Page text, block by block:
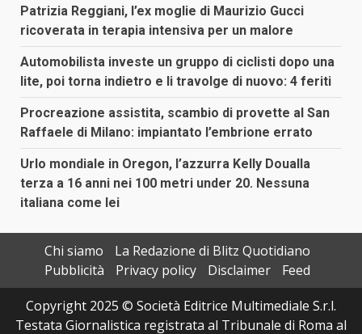
Patrizia Reggiani, l’ex moglie di Maurizio Gucci
ricoverata in terapia intensiva per un malore
Automobilista investe un gruppo di ciclisti dopo una
lite, poi torna indietro e li travolge di nuovo: 4 feriti
Procreazione assistita, scambio di provette al San
Raffaele di Milano: impiantato l’embrione errato
Urlo mondiale in Oregon, l’azzurra Kelly Doualla
terza a 16 anni nei 100 metri under 20. Nessuna
italiana come lei
Chi siamo
La Redazione di Blitz Quotidiano
Pubblicità
Privacy policy Disclaimer
Feed
Copyright 2025 © Società Editrice Multimediale S.r.l.
Testata Giornalistica registrata al Tribunale di Roma al